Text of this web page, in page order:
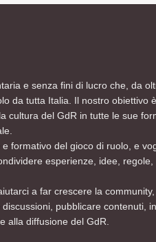
e senza fini di lucro che, da
da tutta Italia. Il nostro obiettivo è
cultura del GdR in tutte le sue
formativo del gioco di ruolo, e
esperienze, idee, regole,
a far crescere la
pubblicare contenuti,
alla diffusione del GdR.